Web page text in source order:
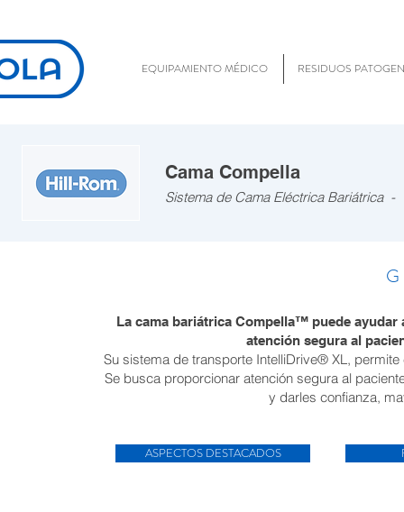
EQUIPAMIENTO MÉDICO RESIDUOS
Cama Compella
Sistema de Cama Eléctrica Bariátrica
La cama bariátrica Compella™ puede
atención segura al
Su sistema de transporte IntelliDrive® XL,
Se busca proporcionar atención segura al
y darles confianza,
ASPECTOS DESTACADOS